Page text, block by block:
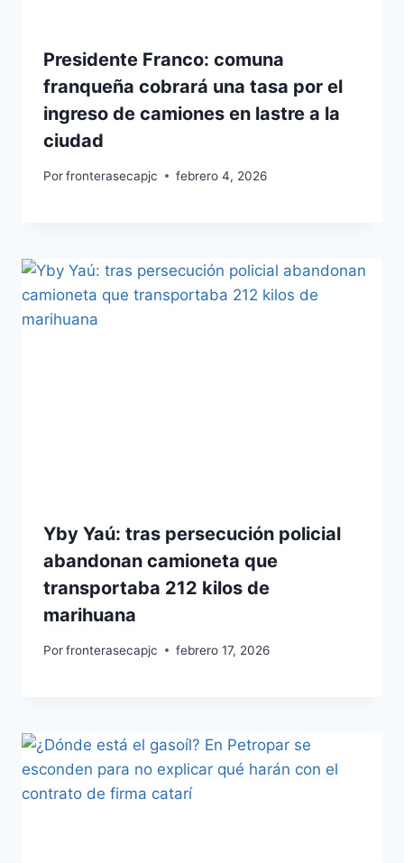
Presidente Franco: comuna
franqueña cobrará una tasa por el
ingreso de camiones en lastre a la
ciudad
Porfronterasecapjc febrero 4, 2026
Yby Yaú: tras persecución policial
abandonan camioneta que
transportaba 212 kilos de
marihuana
Porfronterasecapjc febrero 17, 2026